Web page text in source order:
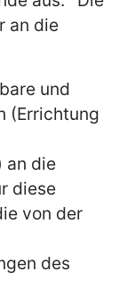
an die
und
(Errichtung
an die
diese
von der
des